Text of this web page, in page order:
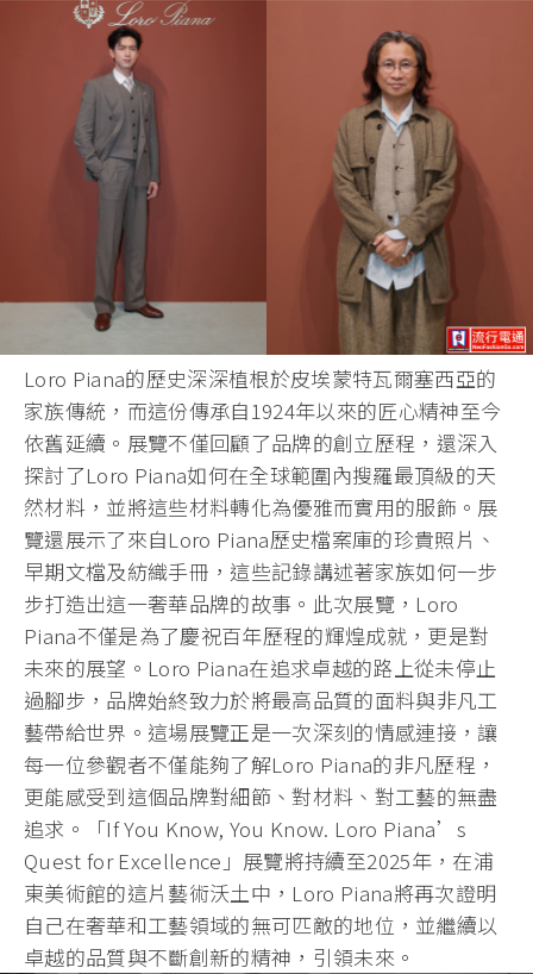
Loro Piana的歷史深深植根於皮埃蒙特瓦爾塞西亞的
家族傳統，而這份傳承自1924年以來的匠心精神至今
依舊延續。展覽不僅回顧了品牌的創立歷程，還深入
探討了Loro Piana如何在全球範圍內搜羅最頂級的天
然材料，並將這些材料轉化為優雅而實用的服飾。展
覽還展示了來自Loro Piana歷史檔案庫的珍貴照片、
早期文檔及紡織手冊，這些記錄講述著家族如何一步
步打造出這一奢華品牌的故事。此次展覽，Loro
Piana不僅是為了慶祝百年歷程的輝煌成就，更是對
未來的展望。Loro Piana在追求卓越的路上從未停止
過腳步，品牌始終致力於將最高品質的面料與非凡工
藝帶給世界。這場展覽正是一次深刻的情感連接，讓
每一位參觀者不僅能夠了解Loro Piana的非凡歷程，
更能感受到這個品牌對細節、對材料、對工藝的無盡
追求。「If You Know, You Know. Loro Piana’s
Quest for Excellence」展覽將持續至2025年，在浦
東美術館的這片藝術沃土中，Loro Piana將再次證明
自己在奢華和工藝領域的無可匹敵的地位，並繼續以
卓越的品質與不斷創新的精神，引領未來。